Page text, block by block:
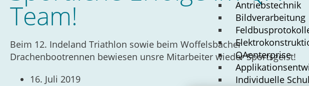
Antriebstechnik
Bildverarbeitung
QAenterprise
Individuelle
Team!
Beim 12. Indeland Triathlon sowie beim Woffelsbacher
Drachenbootrennen bewiesen unsre Mitarbeiter wieder Sportsgeist!
16. Juli 2019